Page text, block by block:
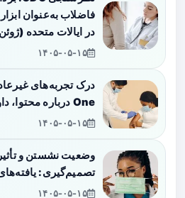
فاضلاب به‌عنوان
در ایالات متحده (ژوئن ۲۰۲۴)
۱۴۰۵-۰۵-۱۵
One درباره محتوا، داوری و پیامدهای روانی
۱۴۰۵-۰۵-۱۵
وضعیت نشستن و
تصمیم‌گیری:
۱۴۰۵-۰۵-۱۵